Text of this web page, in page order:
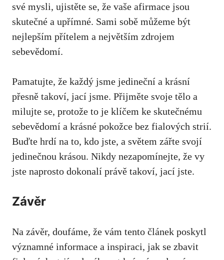
své mysli, ujistěte se, že vaše‌ afirmace jsou⁤
skutečné a upřímné. Sami sobě můžeme být‌
nejlepším přítelem a‌ největším zdrojem
sebevědomí.
Pamatujte, že každý jsme jedineční a krásní‍
přesně takoví, jací jsme.​ Přijměte svoje tělo a
milujte⁤ se, protože to je klíčem ke⁢ skutečnému
sebevědomí a krásné ​pokožce bez fialových ‌strií.
Buďte ⁢hrdí ​na‌ to, kdo jste, a světem zářte svojí
jedinečnou krásou. Nikdy nezapomínejte, že vy
jste naprosto dokonalí právě takoví, jací jste.
Závěr
Na závěr, doufáme, ​že vám tento článek poskytl
významné informace⁤ a inspiraci, jak se zbavit